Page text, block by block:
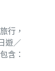
行，
遊／
含：